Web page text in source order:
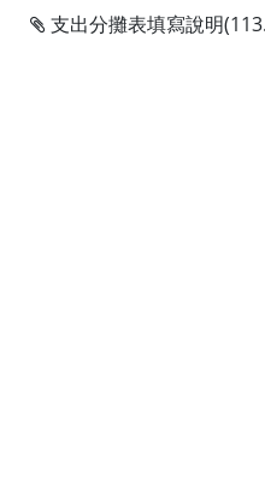
支出分攤表填寫說明